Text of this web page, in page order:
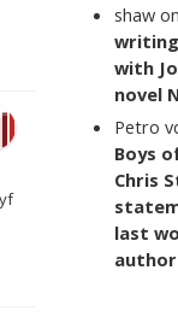
shaw on
with
novel
Petro
Boys
Chris
last